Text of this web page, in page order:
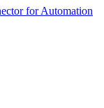
for Automation